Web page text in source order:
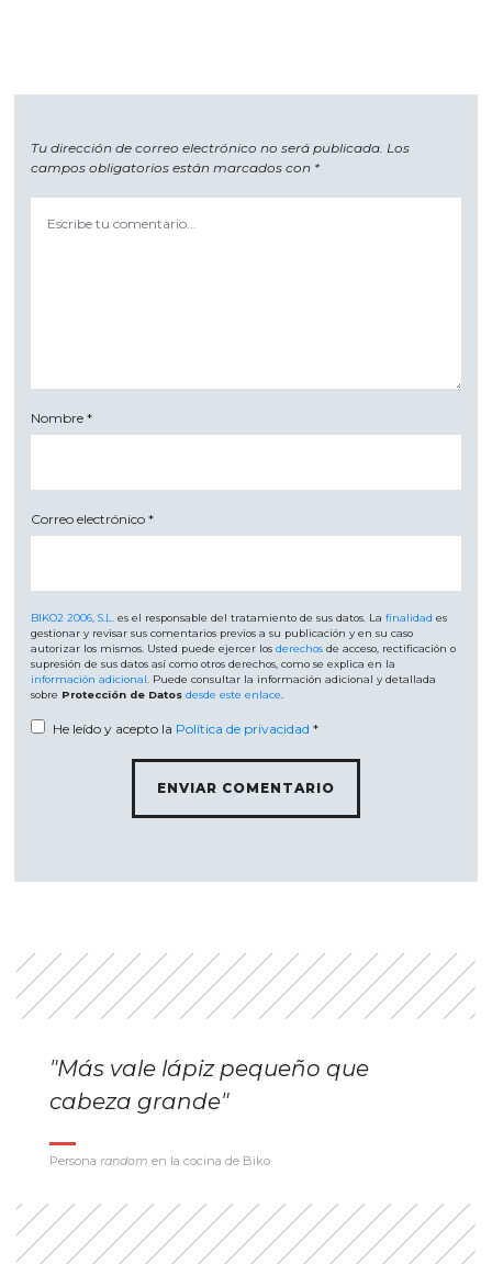
Tu dirección de correo electrónico no será publicada. Los
campos obligatorios están marcados con *
Nombre*
Correo electrónico*
BIKO2 2006, S.L. es el responsable del tratamiento de sus datos. Lafinalidad es
gestionar y revisar sus comentarios previos a su publicación y en su caso
autorizar los mismos. Usted puede ejercer losderechos de acceso, rectificación o
supresión de sus datos así como otros derechos, como se explica en la
información adicional. Puede consultar la información adicional y detallada
sobre Protección de Datos desde este enlace.
He leído y acepto la Política de privacidad *
"Más vale lápiz pequeño que
cabeza grande"
Persona random en la cocina de Biko